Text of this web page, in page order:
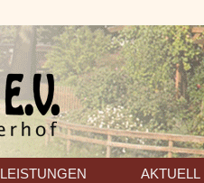
LEISTUNGEN AKTUELL